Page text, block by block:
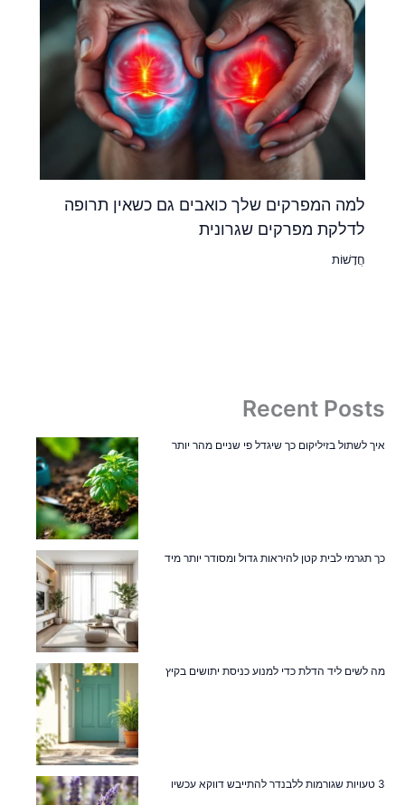
למה המפרקים שלך כואבים גם כשאין תרופה
לדלקת מפרקים שגרונית
חֲדָשׁוֹת
Recent Posts
איך לשתול בזיליקום כך שיגדל פי שניים מהר יותר
כך תגרמי לבית קטן להיראות גדול ומסודר יותר מיד
מה לשים ליד הדלת כדי למנוע כניסת יתושים בקיץ
3 טעויות שגורמות ללבנדר להתייבש דווקא עכשיו